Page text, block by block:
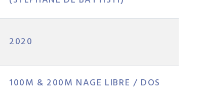
2020
100M & 200M NAGE LIBRE / DOS